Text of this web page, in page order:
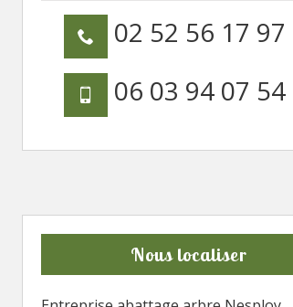
02 52 56 17 97
06 03 94 07 54
Nous localiser